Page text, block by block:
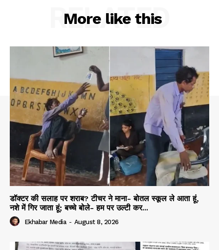
More like this
RELATED
डॉक्टर की सलाह पर शराब? टीचर ने माना- बोतल स्कूल ले आता हूं,
नशे में गिर जाता हूं; बच्चे बोले- हम पर उल्टी कर...
Ekhabar Media - August 8, 2026